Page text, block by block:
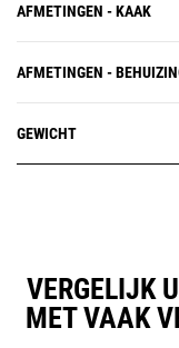
AFMETINGEN - KAAK
AFMETINGEN -
GEWICHT
VERGELIJK
MET VAAK